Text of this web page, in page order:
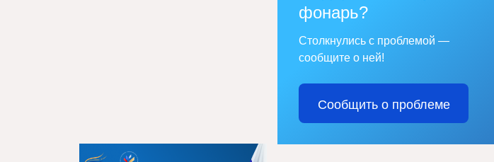
фонарь?
Столкнулись с проблемой —
сообщите о ней!
Сообщить о проблеме